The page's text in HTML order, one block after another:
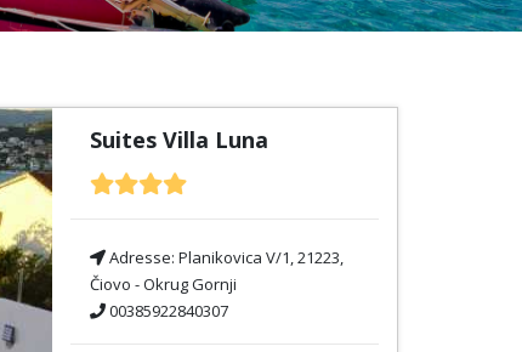
Suites Villa Luna
Adresse: Planikovica V/1, 21223,
Čiovo - Okrug Gornji
00385922840307